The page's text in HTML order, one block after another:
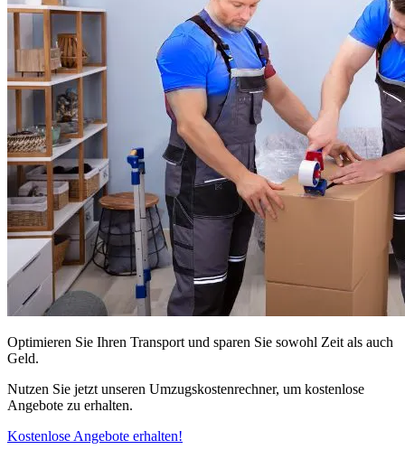
Optimieren Sie Ihren Transport und sparen Sie sowohl Zeit als auch
Geld.
Nutzen Sie jetzt unseren Umzugskostenrechner, um kostenlose
Angebote zu erhalten.
Kostenlose Angebote erhalten!